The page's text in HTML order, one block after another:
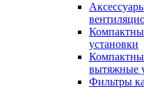
установки
вытяжные
Фильтры